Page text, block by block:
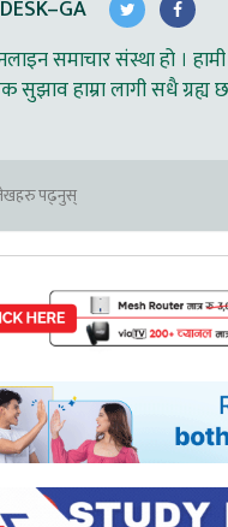
समाचार संस्था हो ।
हाम्रा लागी सधै ग्रह्य
पढ्नुस्